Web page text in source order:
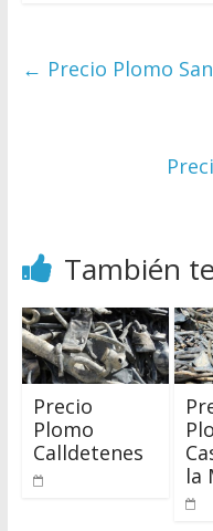
← Precio Plomo
También
Precio
Plomo
Calldetenes
la